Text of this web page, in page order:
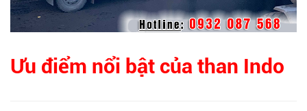
Ưu điểm nổi bật của than Indo